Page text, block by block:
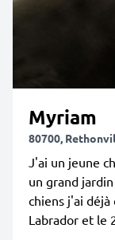
Myriam
80700,
J'ai un jeune
un grand
chiens j'ai
Labrador et le